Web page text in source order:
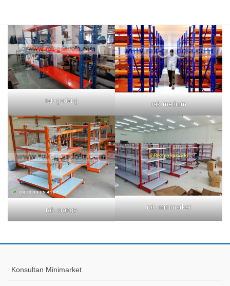
rak gudang rak medium
rak orange rak minimarket
Konsultan Minimarket